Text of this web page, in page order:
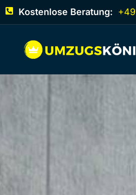
Kostenlose Beratung: